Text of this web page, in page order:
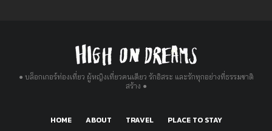
● บล็อกเกอร์ท่องเที่ยว ผู้หญิงเที่ยวคนเดียว รักอิสระ และรักทุกอย่างที่ธรรมชาติ
สร้าง ●
HOME ABOUT TRAVEL PLACE TO STAY